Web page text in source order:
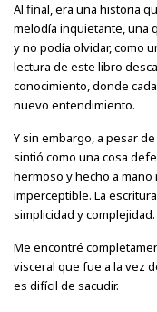
Al final, era una historia
melodía inquietante, una
y no podía olvidar, como
lectura de este libro
conocimiento, donde
nuevo entendimiento.
Y sin embargo, a pesar
sintió como una cosa
hermoso y hecho a
imperceptible. La
simplicidad y complejidad.
Me encontré
visceral que fue a la vez
es difícil de sacudir.